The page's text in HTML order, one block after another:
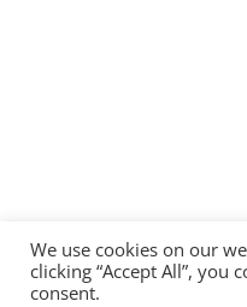
We use cookies on our
clicking “Accept All”, you
consent.